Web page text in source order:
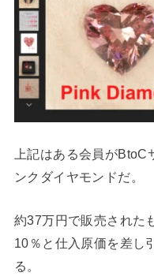
上記はある会員が
ンクダイヤモンドだ。
約37万円で販売された
10％と仕入原価を差し
る。